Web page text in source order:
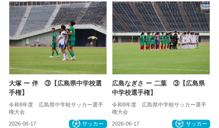
大塚 ー 伴 ③【広島県中学校選
手権】
令和8年度 広島県中学校サッカー選手
権大会
2026-06-17 サッカー
広島なぎさ ー 二葉 ③【広島県
中学校選手権】
令和8年度 広島県中学校サッカー選手
権大会
2026-06-17 サッカー